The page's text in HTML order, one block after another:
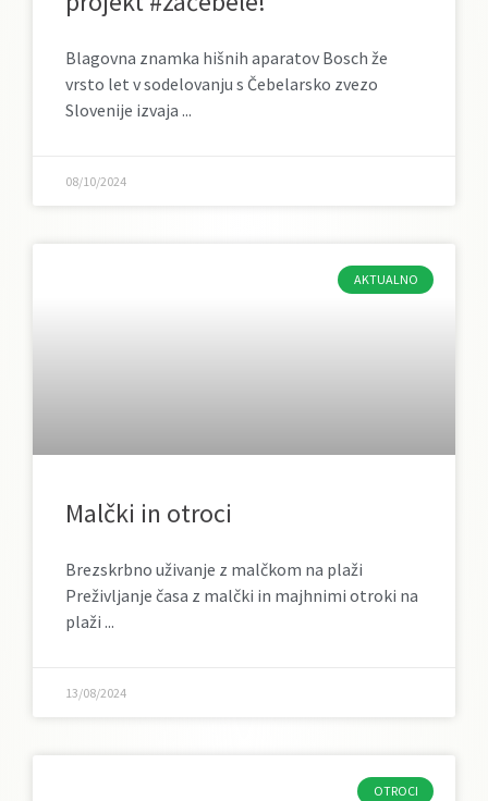
Blagovna znamka hišnih aparatov Bosch že
vrsto let v sodelovanju s Čebelarsko zvezo
Slovenije izvaja
08/10/2024
AKTUALNO
Malčki in otroci
Brezskrbno uživanje z malčkom na plaži
Preživljanje časa z malčki in majhnimi otroki na
plaži
13/08/2024
OTROCI